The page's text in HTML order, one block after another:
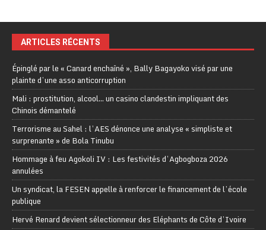
ARTICLES RÉCENTS
Épinglé par le « Canard enchaîné », Bally Bagayoko visé par une
plainte d’une asso anticorruption
Mali : prostitution, alcool… un casino clandestin impliquant des
Chinois démantelé
Terrorisme au Sahel : l’AES dénonce une analyse « simpliste et
surprenante » de Bola Tinubu
Hommage à feu Agokoli IV : Les festivités d’Agbogboza 2026
annulées
Un syndicat, la FESEN appelle à renforcer le financement de l’école
publique
Hervé Renard devient sélectionneur des Eléphants de Côte d’Ivoire